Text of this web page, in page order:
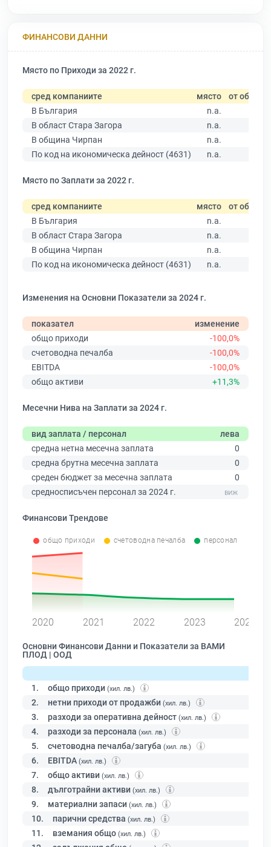
ФИНАНСОВИ ДАННИ
Място по Приходи за 2022 г.
сред компаниите място от общо
В България
n.a.
В област Стара Загора
n.a.
В община Чирпан
n.a.
По код на икономическа дейност (4631)
n.a.
Място по Заплати за 2022 г.
сред компаниите място от общо
В България
n.a.
В област Стара Загора
n.a.
В община Чирпан
n.a.
По код на икономическа дейност (4631)
n.a.
Изменения на Основни Показатели за 2024 г.
показател
изменение
общо приходи
-100,0%
счетоводна печалба
-100,0%
EBITDA
-100,0%
общо активи
+11,3%
Месечни Нива на Заплати за 2024 г.
вид заплата / персонал
лева
средна нетна месечна заплата
0
средна брутна месечна заплата
0
среден бюджет за месечна заплата
0
средносписъчен персонал за 2024 г.
Финансови Трендове
общо приходи счетоводна печалба персонал
2020 2021 2022 2023 2024
Основни Финансови Данни и Показатели за ВАМИ
ПЛОД | ООД
1. общо приходи (хил. лв.)
2. нетни приходи от продажби (хил. лв.)
3. разходи за оперативна дейност (хил. лв.)
4. разходи за персонала (хил. лв.)
5. счетоводна печалба/загуба (хил. лв.)
6. EBITDA (хил. лв.)
7. общо активи (хил. лв.)
8. дълготрайни активи (хил. лв.)
9. материални запаси (хил. лв.)
10. парични средства (хил. лв.)
11. вземания общо (хил. лв.)